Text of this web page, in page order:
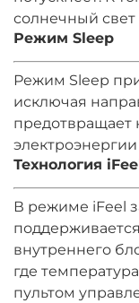
солнечный свет
Режим Sleep
Режим Sleep
исключая
предотвращает
Технология
В режиме iFeel
внутреннего
где
пультом